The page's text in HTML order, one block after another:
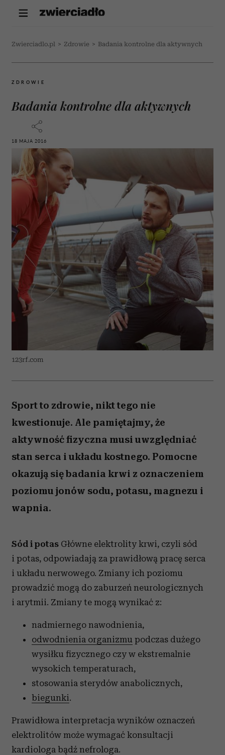
Zwierciadlo.pl > Zdrowie > Badania kontrolne dla aktywnych
ZDROWIE
Badania kontrolne dla aktywnych
18 MAJA 2016
123rf.com
Sport to zdrowie, nikt tego nie
kwestionuje. Ale pamiętajmy, że
aktywność fizyczna musi uwzględniać
stan serca i układu kostnego. Pomocne
okazują się badania krwi z oznaczeniem
poziomu jonów sodu, potasu, magnezu i
wapnia.
Sód i potas Główne elektrolity krwi, czyli sód
i potas, odpowiadają za prawidłową pracę serca
i układu nerwowego. Zmiany ich poziomu
prowadzić mogą do zaburzeń neurologicznych
i arytmii. Zmiany te mogą wynikać z:
nadmiernego nawodnienia,
odwodnienia organizmu podczas dużego
wysiłku fizycznego czy w ekstremalnie
wysokich temperaturach,
stosowania sterydów anabolicznych,
biegunki.
Prawidłowa interpretacja wyników oznaczeń
elektrolitów może wymagać konsultacji
kardiologa bądź nefrologa.